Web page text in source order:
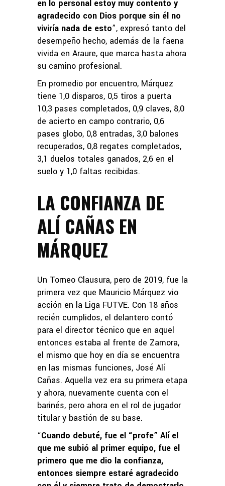
en lo personal estoy muy contento y
agradecido con Dios porque sin él no
viviría nada de esto”, expresó tanto del
desempeño hecho, además de la faena
vivida en Araure, que marca hasta ahora
su camino profesional.
En promedio por encuentro, Márquez
tiene 1,0 disparos, 0,5 tiros a puerta
10,3 pases completados, 0,9 claves, 8,0
de acierto en campo contrario, 0,6
pases globo, 0,8 entradas, 3,0 balones
recuperados, 0,8 regates completados,
3,1 duelos totales ganados, 2,6 en el
suelo y 1,0 faltas recibidas.
LA CONFIANZA DE
ALÍ CAÑAS EN
MÁRQUEZ
Un Torneo Clausura, pero de 2019, fue la
primera vez que Mauricio Márquez vio
acción en la Liga FUTVE. Con 18 años
recién cumplidos, el delantero contó
para el director técnico que en aquel
entonces estaba al frente de Zamora,
el mismo que hoy en día se encuentra
en las mismas funciones, José Alí
Cañas. Aquella vez era su primera etapa
y ahora, nuevamente cuenta con el
barinés, pero ahora en el rol de jugador
titular y bastión de su base.
“Cuando debuté, fue el “profe” Alí el
que me subió al primer equipo, fue el
primero que me dio la confianza,
entonces siempre estaré agradecido